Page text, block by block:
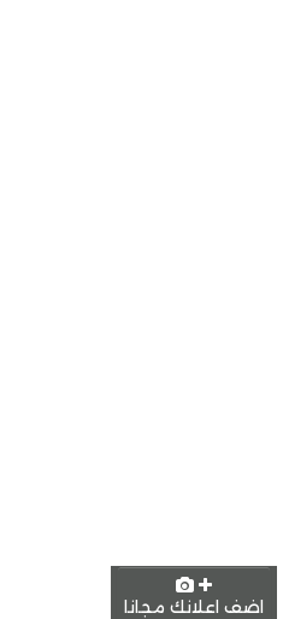
اضف اعلانك مجانا